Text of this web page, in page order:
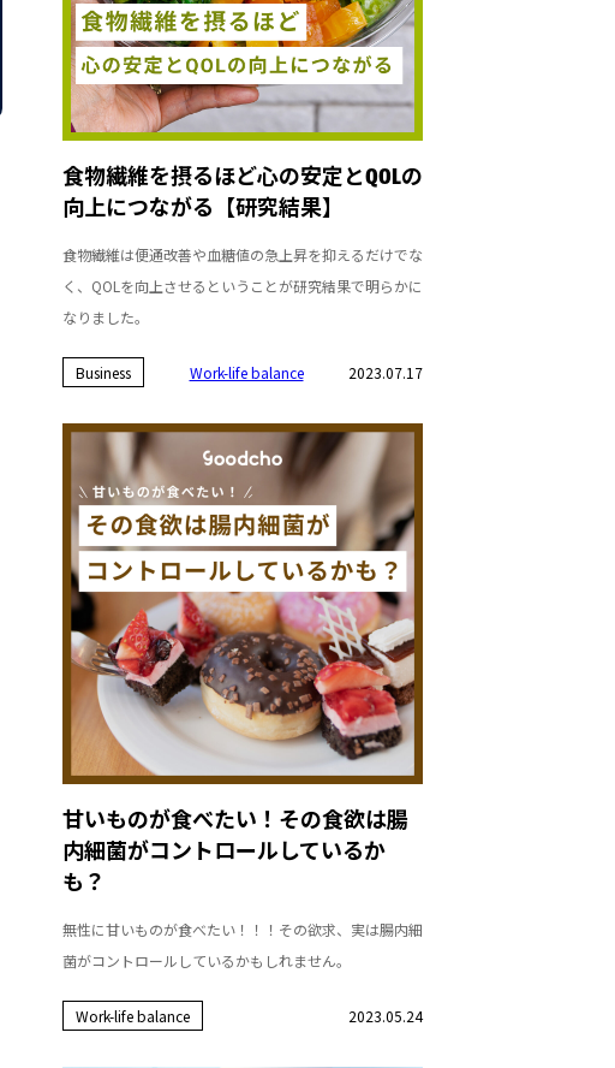
食物繊維を摂るほど心の安定とQOLの
向上につながる【研究結果】
食物繊維は便通改善や血糖値の急上昇を抑えるだけでな
く、QOLを向上させるということが研究結果で明らかに
なりました。
Business Work-life balance 2023.07.17
甘いものが食べたい！その食欲は腸
内細菌がコントロールしているか
も？
無性に甘いものが食べたい！！！その欲求、実は腸内細
菌がコントロールしているかもしれません。
Work-life balance 2023.05.24